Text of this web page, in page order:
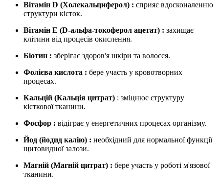
Вітамін D (Холекальциферол) : сприяє вдосконаленню
структури кісток.
Вітамін E (D-альфа-токоферол ацетат) : захищає
клітини від процесів окислення.
Біотин : зберігає здоров'я шкіри та волосся.
Фолієва кислота : бере участь у кровотворних
процесах.
Кальцій (Кальція цитрат) : зміцнює структуру
кісткової тканини.
Фосфор : відіграє у енергетичних процесах організму.
Йод (йодид калію) : необхідний для нормальної функції
щитовидної залози.
Магній (Магній цитрат) : бере участь у роботі м'язової
тканини.